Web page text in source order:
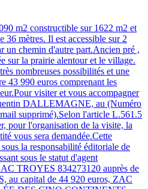
m2 constructible sur 1622 m2 et
36 mètres. Il est accessible sur 2
un chemin d'autre part.Ancien pré ,
sur la prairie alentour et le village.
nombreuses possibilités et une
43 990 euros comprenant les
visiter et vous accompagner
DALLEMAGNE, au (Numéro
supprimé).Selon l'article L.561.5
pour l'organisation de la visite, la
vous sera demandée.Cette
la responsabilité éditoriale de
sous le statut d'agent
TROYES 834273120 auprès de
au capital de 44 920 euros, ZAC